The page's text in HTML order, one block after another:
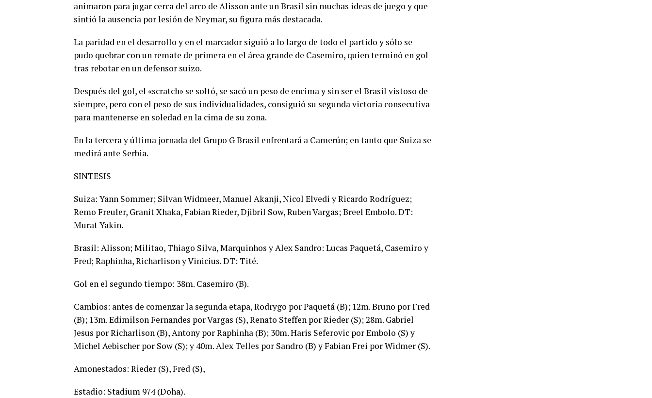
animaron para jugar cerca del arco de Alisson ante un Brasil sin muchas ideas de juego y que
sintió la ausencia por lesión de Neymar, su figura más destacada.
La paridad en el desarrollo y en el marcador siguió a lo largo de todo el partido y sólo se
pudo quebrar con un remate de primera en el área grande de Casemiro, quien terminó en gol
tras rebotar en un defensor suizo.
Después del gol, el «scratch» se soltó, se sacó un peso de encima y sin ser el Brasil vistoso de
siempre, pero con el peso de sus individualidades, consiguió su segunda victoria consecutiva
para mantenerse en soledad en la cima de su zona.
En la tercera y última jornada del Grupo G Brasil enfrentará a Camerún; en tanto que Suiza se
medirá ante Serbia.
SINTESIS
Suiza: Yann Sommer; Silvan Widmeer, Manuel Akanji, Nicol Elvedi y Ricardo Rodríguez;
Remo Freuler, Granit Xhaka, Fabian Rieder, Djibril Sow, Ruben Vargas; Breel Embolo. DT:
Murat Yakin.
Brasil: Alisson; Militao, Thiago Silva, Marquinhos y Alex Sandro: Lucas Paquetá, Casemiro y
Fred; Raphinha, Richarlison y Vinicius. DT: Tité.
Gol en el segundo tiempo: 38m. Casemiro (B).
Cambios: antes de comenzar la segunda etapa, Rodrygo por Paquetá (B); 12m. Bruno por Fred
(B); 13m. Edimilson Fernandes por Vargas (S), Renato Steffen por Rieder (S); 28m. Gabriel
Jesus por Richarlison (B), Antony por Raphinha (B); 30m. Haris Seferovic por Embolo (S) y
Michel Aebischer por Sow (S); y 40m. Alex Telles por Sandro (B) y Fabian Frei por Widmer (S).
Amonestados: Rieder (S), Fred (S),
Estadio: Stadium 974 (Doha).